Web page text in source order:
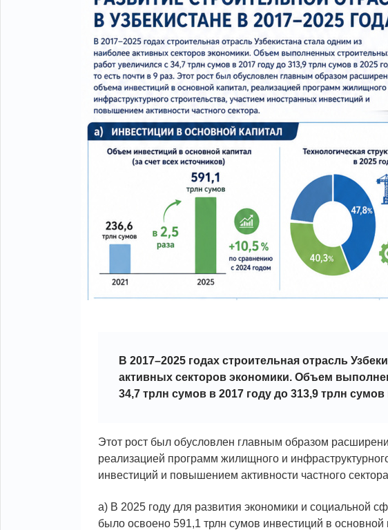
В 2017–2025 годах строительная отрасль
активных секторов экономики. Объем
34,7 трлн сумов в 2017 году до 313,9 трлн сумов
Этот рост был обусловлен главным образом
реализацией программ жилищного и
инвестиций и повышением активности частного
а) В 2025 году для развития экономики и социальной
было освоено 591,1 трлн сумов инвестиций в